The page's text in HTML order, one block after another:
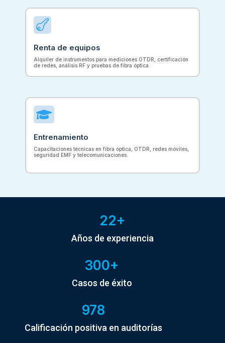

Renta de equipos
Alquiler de instrumentos para mediciones OTDR, certificación
de redes, análisis RF y pruebas de fibra óptica.

Entrenamiento
Capacitaciones técnicas en fibra óptica, OTDR, redes móviles,
seguridad EMF y telecomunicaciones.
22+
Años de experiencia
300+
Casos de éxito
978
Calificación positiva en auditorías